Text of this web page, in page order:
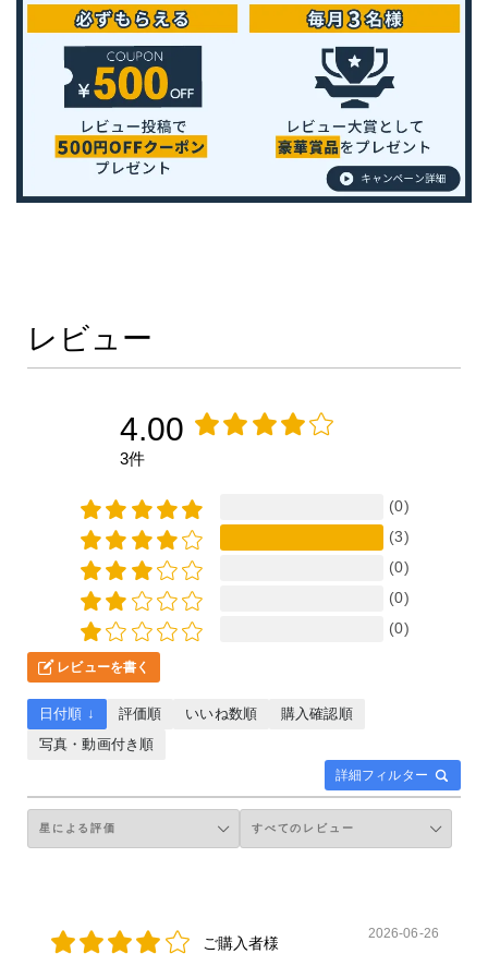
レビュー
4.00
3件
(0)
(3)
(0)
(0)
(0)
レビューを書く
詳細フィルター
日付順 ↓ 評価順 いいね数順
購入確認順
写真・動画付き順
ご購入者様
2026-06-26